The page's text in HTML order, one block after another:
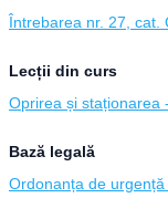
Întrebarea nr. 27, cat.
Lecții din curs
Oprirea și staționarea
Bază legală
Ordonanța de